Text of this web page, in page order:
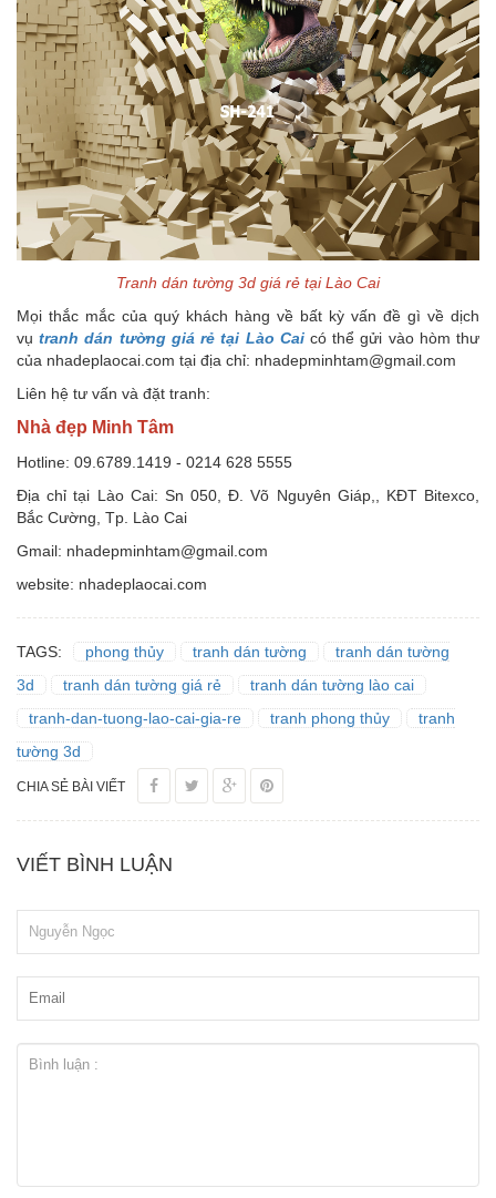
Tranh dán tường 3d giá rẻ tại Lào Cai
Mọi thắc mắc của quý khách hàng về bất kỳ vấn đề gì về dịch
vụ tranh dán tường giá rẻ tại Lào Caicó thể gửi vào hòm thư
của nhadeplaocai.com tại địa chỉ: nhadepminhtam@gmail.com
Liên hệ tư vấn và đặt tranh:
Nhà đẹp Minh Tâm
Hotline: 09.6789.1419 - 0214 628 5555
Địa chỉ tại Lào Cai: Sn 050, Đ. Võ Nguyên Giáp,, KĐT Bitexco,
Bắc Cường, Tp. Lào Cai
Gmail: nhadepminhtam@gmail.com
website: nhadeplaocai.com
TAGS: phong thủy tranh dán tường
tranh dán tường
3d
tranh dán tường giá rẻ
tranh dán tường lào cai
tranh-dan-tuong-lao-cai-gia-re
tranh phong thủy
tranh
tường 3d
CHIA SẺ BÀI VIẾT
VIẾT BÌNH LUẬN